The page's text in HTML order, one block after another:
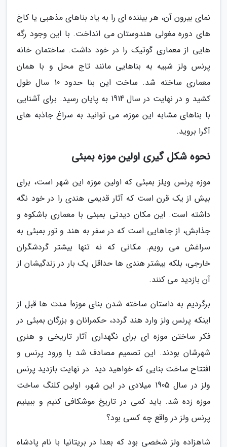
نمای بیرون آن، هر بیننده ای را به یاد بناهای مذهبی یا کاخ
های دوره مغولی هندوستان می انداخت. با این وجود رگه
هایی از معماری گوتیک را در خود داشت. ساختمان خانه
پرنس ولز شبیه به بناهایی مانند تاج محل و با همان
معماری ساخته شد. ساخت این بنا حدود 10 سال طول
کشید و در نهایت در سال 1914 به پایان رسید. برای آشنایی
با بناهای مشابه این موزه، می توانید به سراغ جاذبه های
آگرا بروید.
نحوه شکل گیری اولین موزه بمبئی
موزه پرنس ویلز بمبئی که اولین موزه این شهر است، برای
بیش از یک قرن است که آثار قدیمی هندی را در خود نگه
داشته است. این مکان دیدنی بمبئی با معماری باشکوه و
جذابش، از جاهایی است که در سفر به هند و تور بمبئی به
سراغش می رویم. مکانی که نه تنها بیشتر گردشگران
خارجی، بلکه بیشتر هندی ها حداقل یک بار در زندگیشان از
آن بازدید می کنند.
برگردیم به داستان ساخته شدن بنای موزه! مدت ها قبل از
اینکه پرنس ولز وارد هند گردد، حکمرانان و بزرگان بمبئی در
فکر ساختن موزه ای برای نگهداری آثار تاریخی و هنری
شهرشان بودند. این تصمیم مصادف شد با ورود پرنس و
افتتاح ساخت بنایی که خواهید دید. در نهایت بازدید پرنس
ولز در سال 1905 میلادی در این شهر، اولین کلنگ ساخت
موزه زده شد. باید کمی در تاریخ موشکافی کنیم و ببینیم
پرنس ولز در واقع چه کسی بود؟
شاهزاده ولز شخصی بود که بعدا در بریتانیا با نام پادشاه